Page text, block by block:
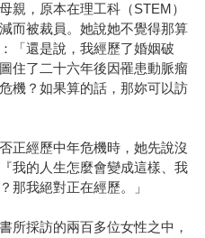
親，原本在理工科（STEM）
而被裁員。她說她不覺得那算
「還是說，我經歷了婚姻破
住了二十六年後因罹患動脈瘤
機？如果算的話，那妳可以訪
正經歷中年危機時，她先說沒
我的人生怎麼會變成這樣、我
那我絕對正在經歷。」
所採訪的兩百多位女性之中，